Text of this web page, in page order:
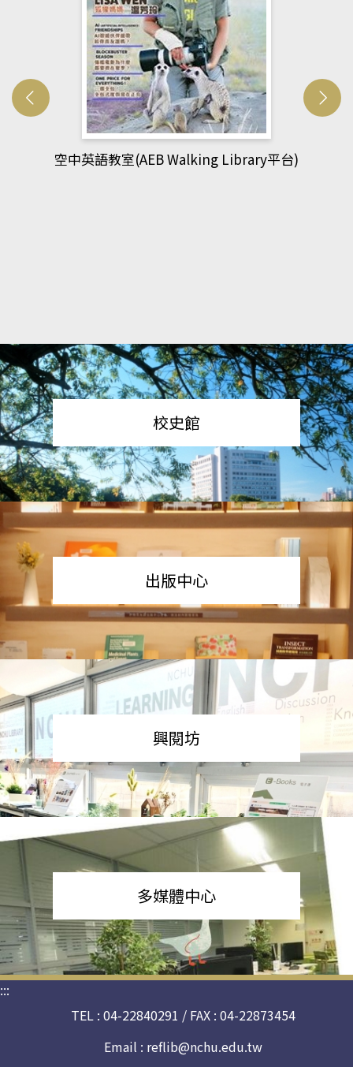
網管人(kono平台)
校史館
出版中心
興閱坊
多媒體中心
:::
TEL : 04-22840291 / FAX : 04-22873454
Email : reflib@nchu.edu.tw